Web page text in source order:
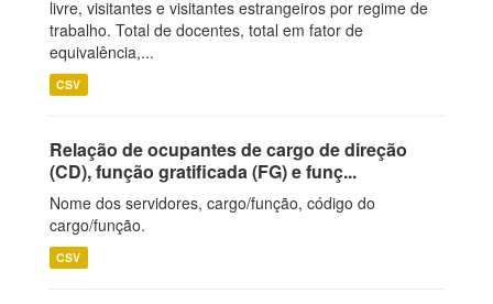
livre, visitantes e visitantes estrangeiros por regime de
trabalho. Total de docentes, total em fator de
equivalência,...
CSV
Relação de ocupantes de cargo de direção
(CD), função gratificada (FG) e funç...
Nome dos servidores, cargo/função, código do
cargo/função.
CSV